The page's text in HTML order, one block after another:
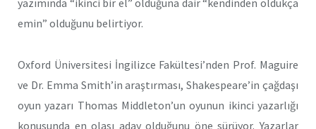
yazımında “ikinci bir el” olduğuna dair “kendinden oldukça
emin” olduğunu belirtiyor.
Oxford Üniversitesi İngilizce Fakültesi’nden Prof. Maguire
ve Dr. Emma Smith’in araştırması, Shakespeare’in çağdaşı
oyun yazarı Thomas Middleton’un oyunun ikinci yazarlığı
konusunda en olası aday olduğunu öne sürüyor. Yazarlar